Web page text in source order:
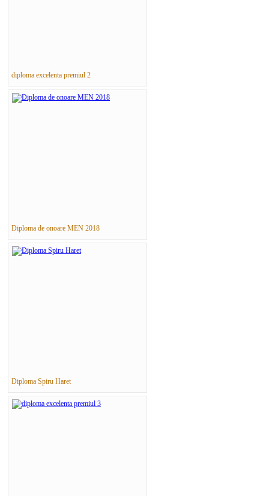
diploma excelenta premiul 2
Diploma de onoare MEN 2018
Diploma Spiru Haret